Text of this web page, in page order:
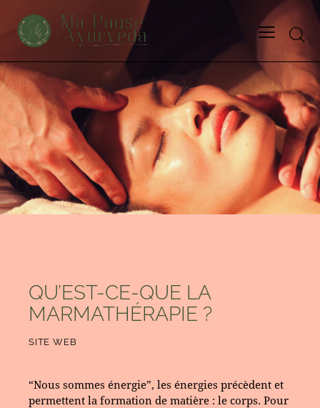
QU’EST-CE-QUE LA
MARMATHÉRAPIE ?
SITE WEB
“Nous sommes énergie”, les énergies précèdent et
permettent la formation de matière : le corps. Pour